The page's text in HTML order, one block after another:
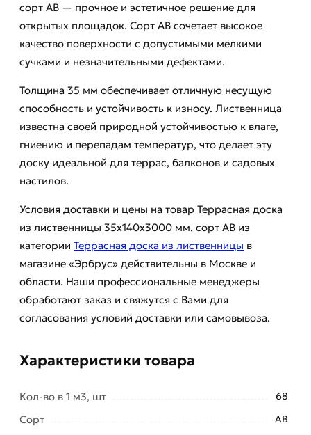
сорт АВ — прочное и эстетичное решение для
открытых площадок. Сорт АВ сочетает высокое
качество поверхности с допустимыми мелкими
сучками и незначительными дефектами.
Толщина 35 мм обеспечивает отличную несущую
способность и устойчивость к износу. Лиственница
известна своей природной устойчивостью к влаге,
гниению и перепадам температур, что делает эту
доску идеальной для террас, балконов и садовых
настилов.
Условия доставки и цены на товар Террасная доска
из лиственницы 35x140х3000 мм, cорт АВ из
категорииТеррасная доска из лиственницы в
магазине «Эрбрус» действительны в Москве и
области. Наши профессиональные менеджеры
обработают заказ и свяжутся с Вами для
согласования условий доставки или самовывоза.
Характеристики товара
Кол-во в 1 м3, шт 68
Сорт АВ